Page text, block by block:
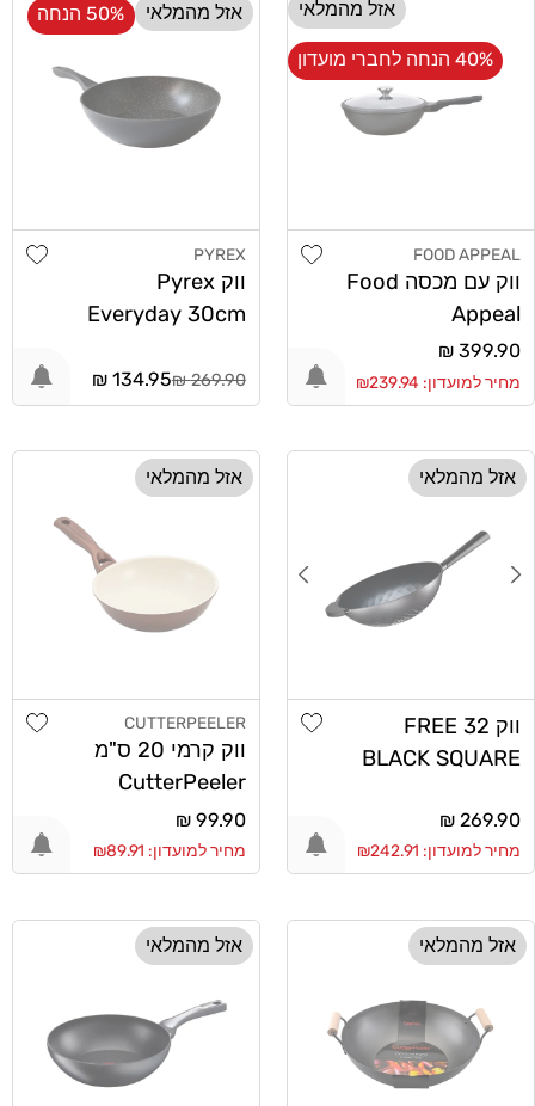
אזל מהמלאי
40% הנחה לחברי מועדון
מוֹכֵר:
FOOD APPEAL
ווק עם מכסה Food
Appeal
BlackBerry 30cm
מחיר
רגיל
399.90 ₪
מחיר למועדון: ₪239.94
Add wishlist
אזל מהמלאי 50% הנחה
מוֹכֵר:
PYREX
ווק Pyrex
Everyday 30cm
מחיר
רגיל
269.90 ₪
134.95 ₪
אזל מהמלאי
ווק 32 FREE
BLACK SQUARE
מחיר
רגיל
269.90 ₪
מחיר למועדון: ₪242.91
Add wishlist
אזל מהמלאי
מוֹכֵר:
CUTTERPEELER
ווק קרמי 20 ס"מ
CutterPeeler
מחיר
רגיל
99.90 ₪
מחיר למועדון: ₪89.91
אזל מהמלאי אזל מהמלאי